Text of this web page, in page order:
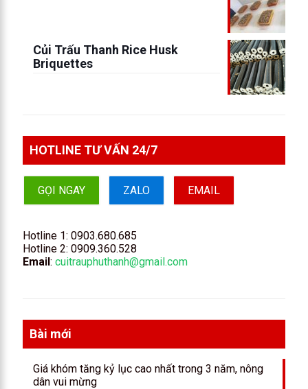
Củi Trấu Thanh Rice Husk
Briquettes
HOTLINE TƯ VẤN 24/7
GỌI NGAY ZALO EMAIL
Hotline 1: 0903.680.685
Hotline 2: 0909.360.528
Email: cuitrauphuthanh@gmail.com
Bài mới
Giá khóm tăng kỷ lục cao nhất trong 3 năm, nông
dân vui mừng